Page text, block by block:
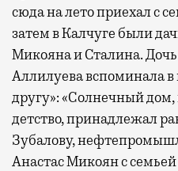
сюда на лето приехал с
затем в Калчуге были
Микояна и Сталина.
Аллилуева вспоминала
другу»: «Солнечный
детство, принадлежал
Зубалову,
Анастас Микоян с